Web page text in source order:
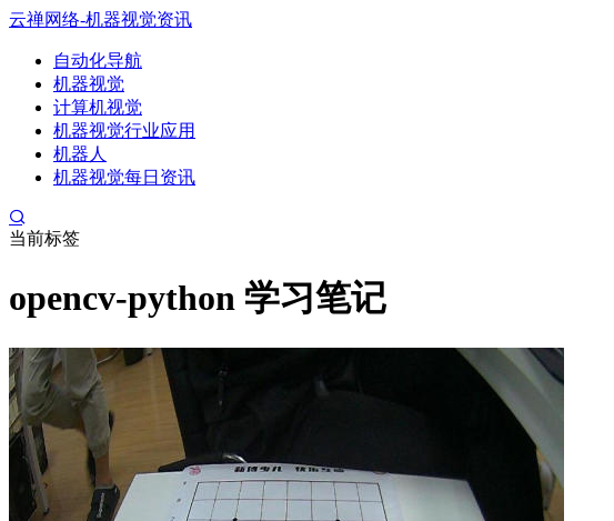
云禅网络-机器视觉资讯
自动化导航
机器视觉
计算机视觉
机器视觉行业应用
机器人
机器视觉每日资讯
当前标签
opencv-python 学习笔记